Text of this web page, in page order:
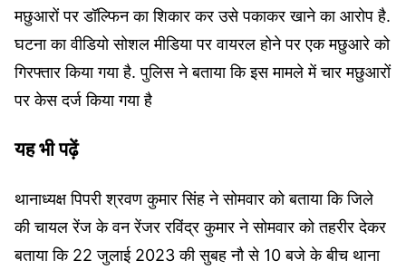
मछुआरों पर डॉल्फिन का शिकार कर उसे पकाकर खाने का आरोप है.
घटना का वीडियो सोशल मीडिया पर वायरल होने पर एक मछुआरे को
गिरफ्तार किया गया है. पुलिस ने बताया कि इस मामले में चार मछुआरों
पर केस दर्ज किया गया है
यह भी पढ़ें
थानाध्यक्ष पिपरी श्रवण कुमार सिंह ने सोमवार को बताया कि जिले
की चायल रेंज के वन रेंजर रविंद्र कुमार ने सोमवार को तहरीर देकर
बताया कि 22 जुलाई 2023 की सुबह नौ से 10 बजे के बीच थाना